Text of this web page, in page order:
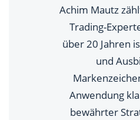
Achim Mautz
Trading-
über 20 Jahren
und
Anwendung
bewährter